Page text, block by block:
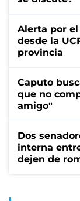
Alerta por
desde la
provincia
Caputo
que no
amigo"
Dos
interna
dejen de